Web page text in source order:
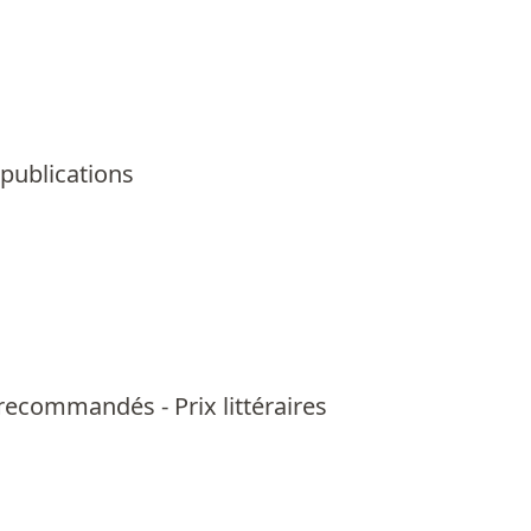
- Prix littéraires